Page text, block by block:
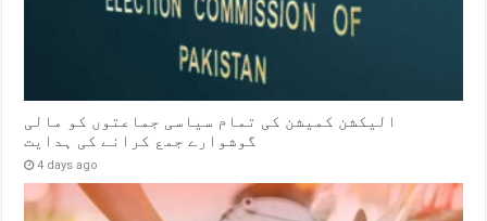
الیکشن کمیشن کی تمام سیاسی جماعتوں کو مالی
گوشوارے جمع کرانے کی ہدایت
4 days ago